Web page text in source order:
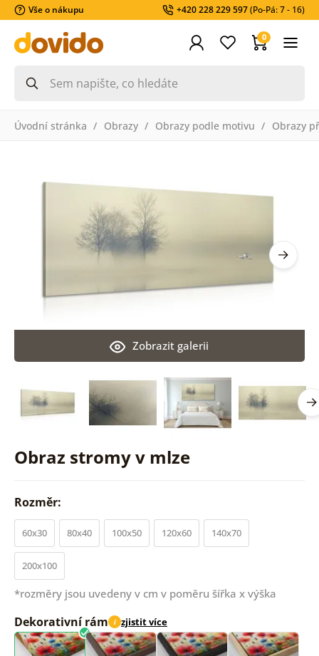
Vše o nákupu +420 228 229 597(Po-Pá: 7 - 16)
0
Úvodní stránka Obrazy Obrazy podle motivu Obrazy
Obraz stromy v mlze
Zobrazit galerii
Rozměr:
60x30 80x40 100x50 120x60 140x70
200x100
*rozměry jsou uvedeny v cm v poměru šířka x výška
Dekorativní rám i zjistit více